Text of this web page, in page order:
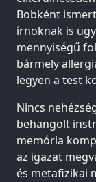
Bobként
írnoknak is
mennyiségű
bármely
legyen a test
Nincs
behangolt
memória
az igazat
és metafizikai